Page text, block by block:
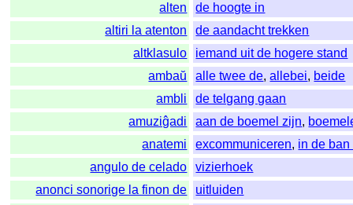
alten
de hoogte in
altiri la atenton
de aandacht trekken
altklasulo
iemand uit de hogere stand
ambaŭ
alle twee de,allebei, beide
ambli
de telgang gaan
amuziĝadi
aan de boemel zijn,
anatemi
excommuniceren, in de ban
angulo de celado
vizierhoek
anonci sonorige la finon de
uitluiden